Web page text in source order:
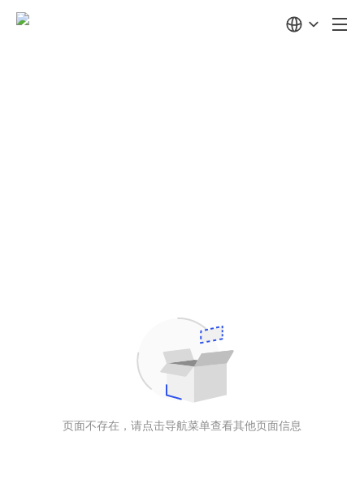
页面不存在，请点击导航菜单查看其他页面信息